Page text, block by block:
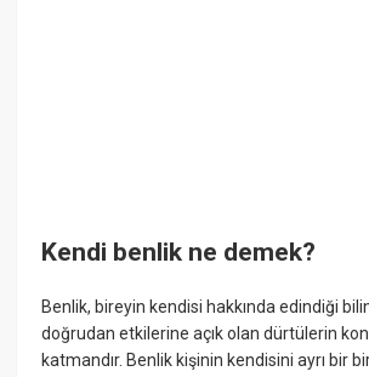
Kendi benlik ne demek?
Benlik, bireyin kendisi hakkında edindiği
doğrudan etkilerine açık olan dürtülerin
katmandır. Benlik kişinin kendisini ayrı bir